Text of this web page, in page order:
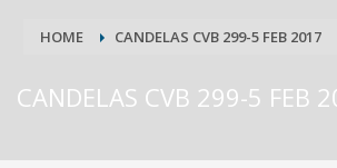
HOME CANDELAS CVB 299-5 FEB 2017
CANDELAS CVB 299-5 FEB